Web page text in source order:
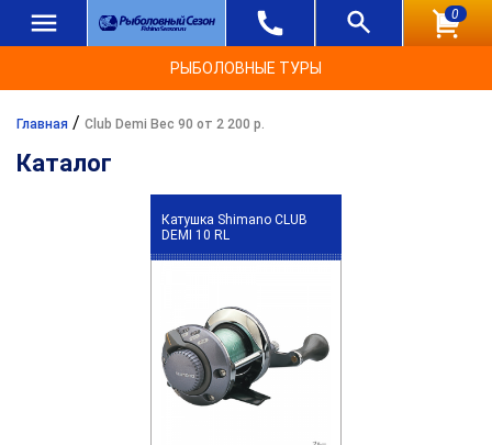
0
РЫБОЛОВНЫЕ ТУРЫ
Главная / Club Demi Вес 90 от 2 200 р.
Каталог
Катушка Shimano CLUB
DEMI 10 RL